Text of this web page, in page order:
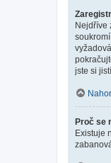
Nejdříve
jste si
Proč se
Existuje